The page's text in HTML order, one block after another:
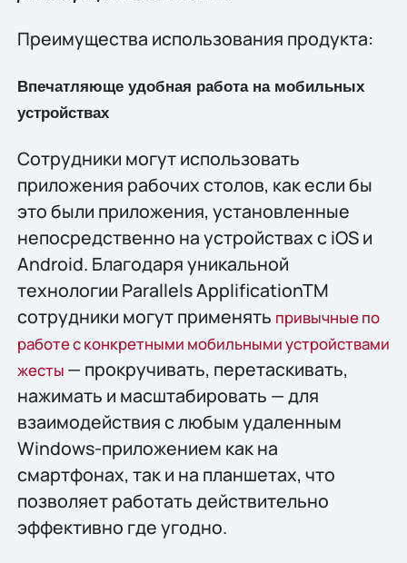
Преимущества использования продукта:
Впечатляюще удобная работа на мобильных
устройствах
Сотрудники могут использовать
приложения рабочих столов, как если бы
это были приложения, установленные
непосредственно на устройствах с iOS и
Android. Благодаря уникальной
технологии Parallels ApplificationTM
сотрудники могут применять привычные по
работе с конкретными мобильными устройствами
жесты — прокручивать, перетаскивать,
нажимать и масштабировать — для
взаимодействия с любым удаленным
Windows-приложением как на
смартфонах, так и на планшетах, что
позволяет работать действительно
эффективно где угодно.